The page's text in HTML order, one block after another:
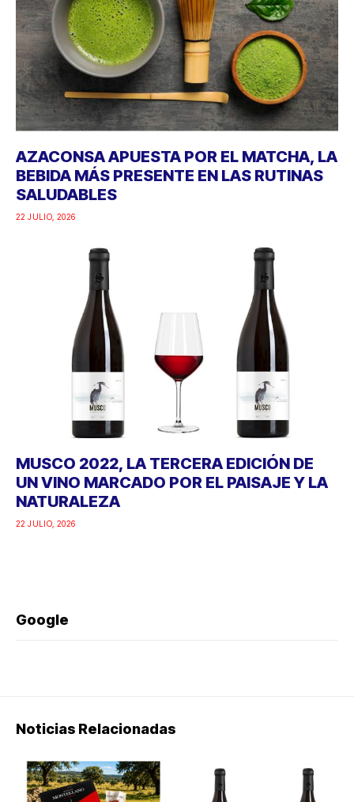
AZACONSA APUESTA POR EL MATCHA, LA
BEBIDA MÁS PRESENTE EN LAS RUTINAS
SALUDABLES
22 JULIO, 2026
MUSCO 2022, LA TERCERA EDICIÓN DE
UN VINO MARCADO POR EL PAISAJE Y LA
NATURALEZA
22 JULIO, 2026
Google
Noticias Relacionadas